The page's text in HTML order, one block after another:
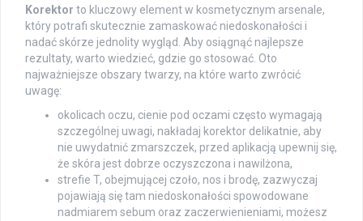
Korektor to kluczowy element w kosmetycznym arsenale,
który potrafi skutecznie zamaskować niedoskonałości i
nadać skórze jednolity wygląd. Aby osiągnąć najlepsze
rezultaty, warto wiedzieć, gdzie go stosować. Oto
najważniejsze obszary twarzy, na które warto zwrócić
uwagę:
okolicach oczu, cienie pod oczami często wymagają
szczególnej uwagi, nakładaj korektor delikatnie, aby
nie uwydatnić zmarszczek, przed aplikacją upewnij się,
że skóra jest dobrze oczyszczona i nawilżona,
strefie T, obejmującej czoło, nos i brodę, zazwyczaj
pojawiają się tam niedoskonałości spowodowane
nadmiarem sebum oraz zaczerwienieniami, możesz